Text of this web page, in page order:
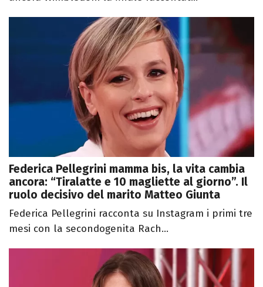
Federica Pellegrini mamma bis, la vita cambia
ancora: “Tiralatte e 10 magliette al giorno”. Il
ruolo decisivo del marito Matteo Giunta
Federica Pellegrini racconta su Instagram i primi tre
mesi con la secondogenita Rach...